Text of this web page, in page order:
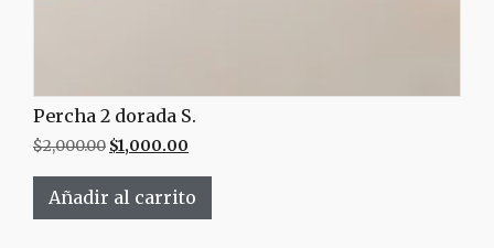
Percha 2 dorada S.
$2,000.00 $1,000.00
Añadir al carrito